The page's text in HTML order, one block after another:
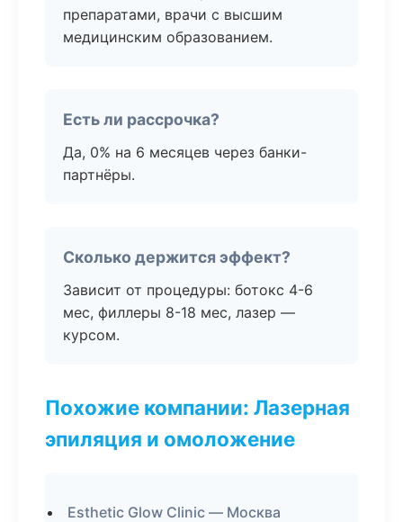
препаратами, врачи с высшим
медицинским образованием.
Есть ли рассрочка?
Да, 0% на 6 месяцев через банки-
партнёры.
Сколько держится эффект?
Зависит от процедуры: ботокс 4-6
мес, филлеры 8-18 мес, лазер —
курсом.
Похожие компании: Лазерная
эпиляция и омоложение
Esthetic Glow Clinic — Москва